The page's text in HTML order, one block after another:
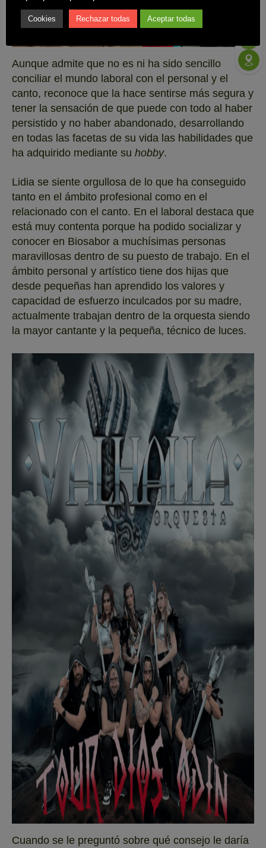
Aunque admite que no es ni ha sido sencillo
conciliar el mundo laboral con el personal y el
canto, reconoce que la hace sentirse más segura y
tener la sensación de que puede con todo al haber
persistido y no haber abandonado, desarrollando
en todas las facetas de su vida las habilidades que
ha adquirido mediante su hobby.
Lidia se siente orgullosa de lo que ha conseguido
tanto en el ámbito profesional como en el
relacionado con el canto. En el laboral destaca que
está muy contenta porque ha podido socializar y
conocer en Biosabor a muchísimas personas
maravillosas dentro de su puesto de trabajo. En el
ámbito personal y artístico tiene dos hijas que
desde pequeñas han aprendido los valores y
capacidad de esfuerzo inculcados por su madre,
actualmente trabajan dentro de la orquesta siendo
la mayor cantante y la pequeña, técnico de luces.
Cuando se le preguntó sobre qué consejo le daría
Cookies Rechazar todas Aceptar todas